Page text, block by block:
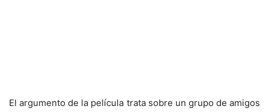
El argumento de la película trata sobre un grupo de amigos